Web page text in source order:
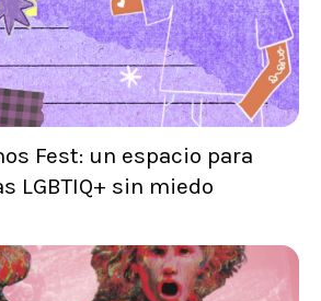
Fest: un espacio para
LGBTIQ+ sin miedo